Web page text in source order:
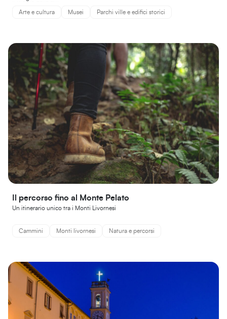
Arte e cultura Musei Parchi ville e edifici storici
Il percorso fino al Monte Pelato
Un itinerario unico tra i Monti Livornesi
Cammini Monti livornesi Natura e percorsi